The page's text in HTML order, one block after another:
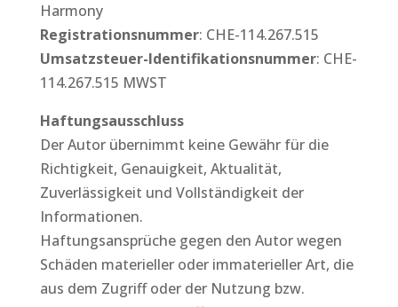
Harmony
Registrationsnummer: CHE-114.267.515
Umsatzsteuer-Identifikationsnummer: CHE-
114.267.515 MWST
Haftungsausschluss
Der Autor übernimmt keine Gewähr für die
Richtigkeit, Genauigkeit, Aktualität,
Zuverlässigkeit und Vollständigkeit der
Informationen.
Haftungsansprüche gegen den Autor wegen
Schäden materieller oder immaterieller Art, die
aus dem Zugriff oder der Nutzung bzw.